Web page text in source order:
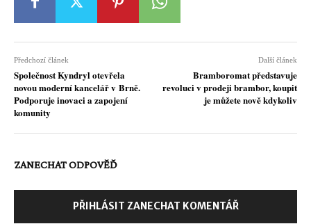
Předchozí článek
Společnost Kyndryl otevřela
novou moderní kancelář v Brně.
Podporuje inovaci a zapojení
komunity
Další článek
Bramboromat představuje
revoluci v prodeji brambor, koupit
je můžete nově kdykoliv
ZANECHAT ODPOVĚĎ
PŘIHLÁSIT ZANECHAT KOMENTÁŘ